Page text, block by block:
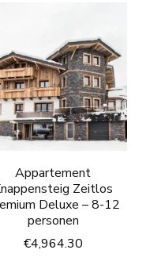
Appartement
Zeitlos
Deluxe – 8-12
personen
€4,964.30